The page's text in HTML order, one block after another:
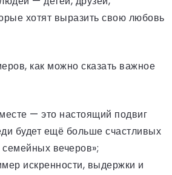
хотят выразить свою любовь
как можно сказать важное
— это настоящий подвиг
будет ещё больше счастливых
вечеров»;
искренности, выдержки и